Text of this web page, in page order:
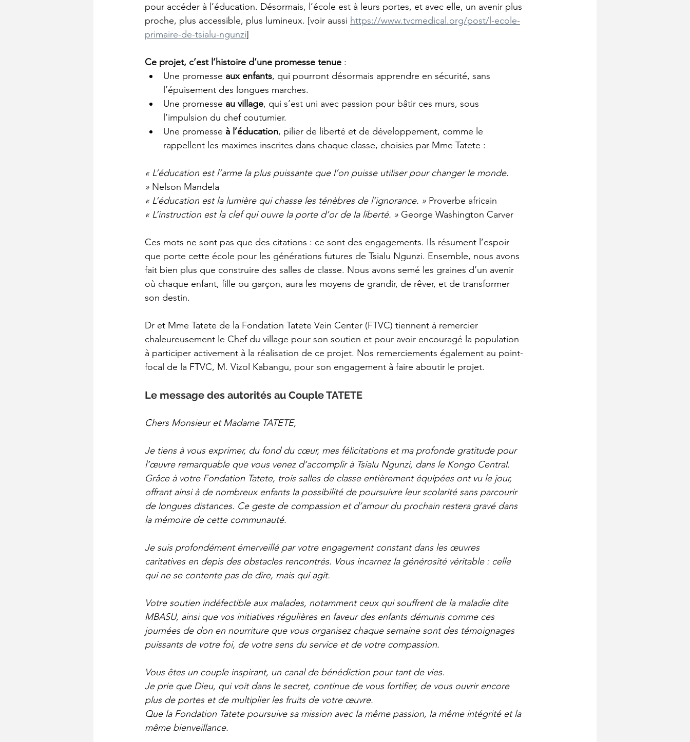
pour accéder à l’éducation. Désormais, l’école est à leurs portes, et avec elle, un avenir plus
proche, plus accessible, plus lumineux. [voir aussi https://www.tvcmedical.org/post/l-ecole-
primaire-de-tsialu-ngunzi]
Ce projet, c’est l’histoire d’une promesse tenue :
Une promesse aux enfants, qui pourront désormais apprendre en sécurité, sans
l’épuisement des longues marches.
Une promesse au village, qui s’est uni avec passion pour bâtir ces murs, sous
l’impulsion du chef coutumier.
Une promesse à l’éducation, pilier de liberté et de développement, comme le
rappellent les maximes inscrites dans chaque classe, choisies par Mme Tatete :
« L’éducation est l’arme la plus puissante que l’on puisse utiliser pour changer le monde.
» Nelson Mandela
« L’éducation est la lumière qui chasse les ténèbres de l’ignorance. » Proverbe africain
« L’instruction est la clef qui ouvre la porte d’or de la liberté. » George Washington Carver
Ces mots ne sont pas que des citations : ce sont des engagements. Ils résument l’espoir
que porte cette école pour les générations futures de Tsialu Ngunzi. Ensemble, nous avons
fait bien plus que construire des salles de classe. Nous avons semé les graines d’un avenir
où chaque enfant, fille ou garçon, aura les moyens de grandir, de rêver, et de transformer
son destin.
Dr et Mme Tatete de la Fondation Tatete Vein Center (FTVC) tiennent à remercier
chaleureusement le Chef du village pour son soutien et pour avoir encouragé la population
à participer activement à la réalisation de ce projet. Nos remerciements également au point-
focal de la FTVC, M. Vizol Kabangu, pour son engagement à faire aboutir le projet.
Le message des autorités au Couple TATETE
Chers Monsieur et Madame TATETE,
Je tiens à vous exprimer, du fond du cœur, mes félicitations et ma profonde gratitude pour
l’œuvre remarquable que vous venez d’accomplir à Tsialu Ngunzi, dans le Kongo Central.
Grâce à votre Fondation Tatete, trois salles de classe entièrement équipées ont vu le jour,
offrant ainsi à de nombreux enfants la possibilité de poursuivre leur scolarité sans parcourir
de longues distances. Ce geste de compassion et d’amour du prochain restera gravé dans
la mémoire de cette communauté.
Je suis profondément émerveillé par votre engagement constant dans les œuvres
caritatives en depis des obstacles rencontrés. Vous incarnez la générosité véritable : celle
qui ne se contente pas de dire, mais qui agit.
Votre soutien indéfectible aux malades, notamment ceux qui souffrent de la maladie dite
MBASU, ainsi que vos initiatives régulières en faveur des enfants démunis comme ces
journées de don en nourriture que vous organisez chaque semaine sont des témoignages
puissants de votre foi, de votre sens du service et de votre compassion.
Vous êtes un couple inspirant, un canal de bénédiction pour tant de vies.
Je prie que Dieu, qui voit dans le secret, continue de vous fortifier, de vous ouvrir encore
plus de portes et de multiplier les fruits de votre œuvre.
Que la Fondation Tatete poursuive sa mission avec la même passion, la même intégrité et la
même bienveillance.